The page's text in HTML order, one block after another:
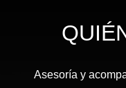
Asesoría y